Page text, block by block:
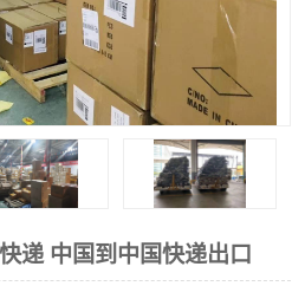
递 中国到中国快递出口
深圳国际快递